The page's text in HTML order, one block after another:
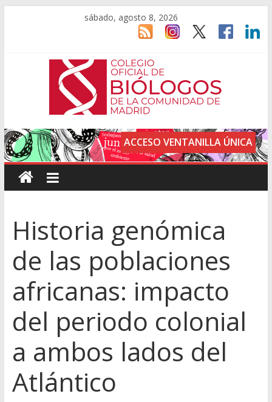
sábado, agosto 8, 2026
ACCESO VENTANILLA ÚNICA
Historia genómica
de las poblaciones
africanas: impacto
del periodo colonial
a ambos lados del
Atlántico